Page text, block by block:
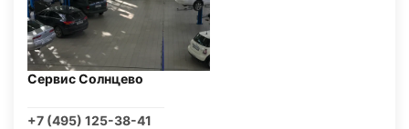
Сервис Солнцево
+7 (495) 125-38-41